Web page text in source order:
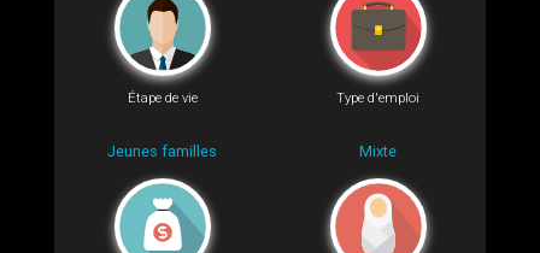
Étape de vie
Jeunes familles
Type d'emploi
Mixte